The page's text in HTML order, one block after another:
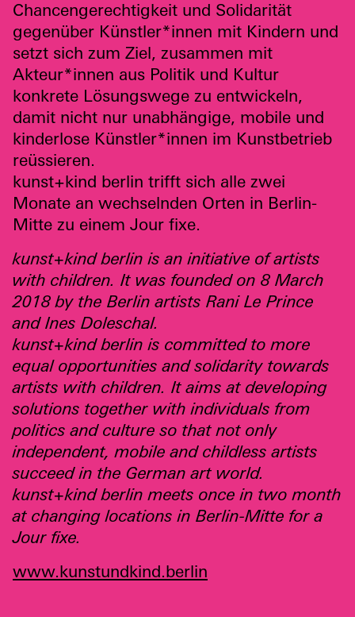
Chancengerechtigkeit und Solidarität
gegenüber Künstler*innen mit Kindern und
setzt sich zum Ziel, zusammen mit
Akteur*innen aus Politik und Kultur
konkrete Lösungswege zu entwickeln,
damit nicht nur unabhängige, mobile und
kinderlose Künstler*innen im Kunstbetrieb
reüssieren.
kunst+kind berlin trifft sich alle zwei
Monate an wechselnden Orten in Berlin-
Mitte zu einem Jour fixe.
kunst+kind berlin is an initiative of artists
with children. It was founded on 8 March
2018 by the Berlin artists Rani Le Prince
and Ines Doleschal.
kunst+kind berlin is committed to more
equal opportunities and solidarity towards
artists with children. It aims at developing
solutions together with individuals from
politics and culture so that not only
independent, mobile and childless artists
succeed in the German art world.
kunst+kind berlin meets once in two month
at changing locations in Berlin-Mitte for a
Jour fixe.
www.kunstundkind.berlin